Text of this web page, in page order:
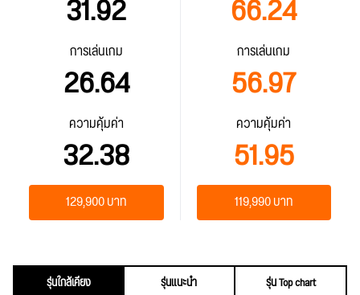
31.92
การเล่นเกม
26.64
ความคุ้มค่า
32.38
66.24
การเล่นเกม
56.97
ความคุ้มค่า
51.95
129,900 บาท 119,990 บาท
รุ่นใกล้เคียง รุ่นแนะนำ
รุ่น Top chart